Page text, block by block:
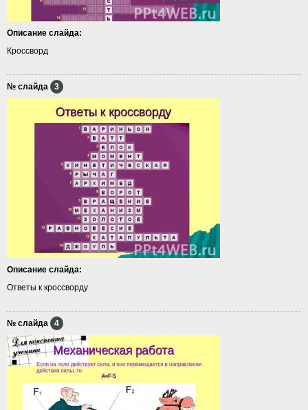
Описание слайда:
Кроссворд
№ слайда 3
Описание слайда:
Ответы к кроссворду
№ слайда 4